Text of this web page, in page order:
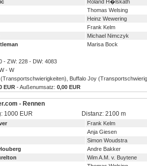
Roland H�lskath
Thomas Welsing
Heinz Wewering
Frank Kelm
Michael Nimczyk
Marisa Bock
- ZW: 228 - DW: 4083
- W
Buffalo Joy
EUR - Außenumsatz: 0,00 EUR
- Rennen
1000 EUR
Distanz: 2100 m
Frank Kelm
Anja Giesen
Simon Woudstra
Andre Bakker
Wim A.M. v. Buytene